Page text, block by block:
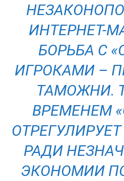
ИНТЕРНЕТ-
БОРЬБА С
ИГРОКАМИ –
ТАМОЖНИ.
ВРЕМЕНЕМ
РАДИ
ЭКОНОМИИ